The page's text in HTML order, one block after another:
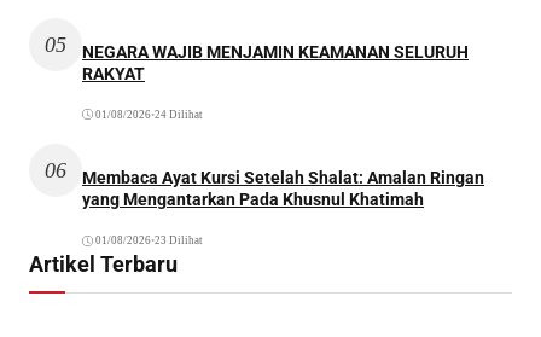
05
NEGARA WAJIB MENJAMIN KEAMANAN SELURUH
RAKYAT
01/08/2026•24 Dilihat
06
Membaca Ayat Kursi Setelah Shalat: Amalan Ringan
yang Mengantarkan Pada Khusnul Khatimah
01/08/2026•23 Dilihat
Artikel Terbaru